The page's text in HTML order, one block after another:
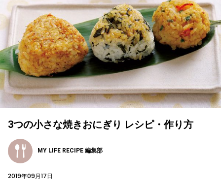
3つの小さな焼きおにぎり レシピ・作り方
MY LIFE RECIPE 編集部
2019年09月17日